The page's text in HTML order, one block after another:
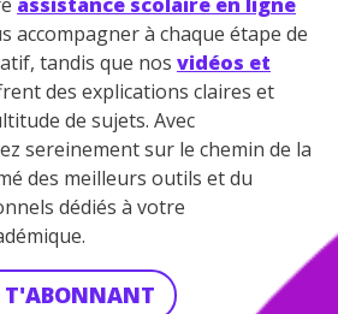
accompagner à chaque étape de
tandis que nos vidéos et
des explications claires et
de sujets. Avec
sereinement sur le chemin de la
des meilleurs outils et du
dédiés à votre
T'ABONNANT